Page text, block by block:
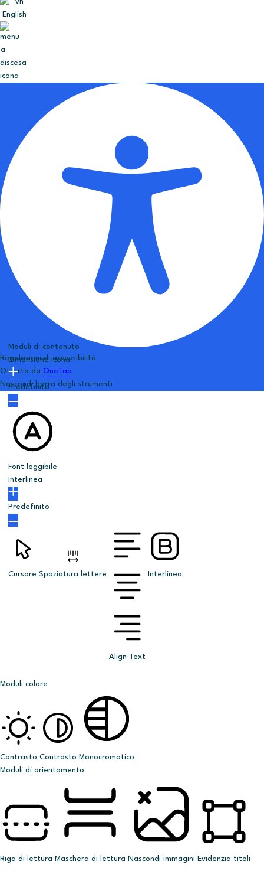
English
Regolazioni di accessibilità
Offerto da OneTap
Nascondi barra degli strumenti
Moduli di contenuto
Dimensione icona
Predefinito
Font leggibile
Interlinea
Predefinito
Cursore Spaziatura lettere
Align Text
Interlinea
Moduli colore
Contrasto Contrasto Monocromatico
Moduli di orientamento
Riga di lettura Maschera di lettura Nascondi immagini Evidenzia titoli